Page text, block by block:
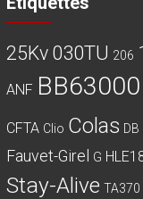
25Kv 030TU 206
ANF BB63000
CFTA Clio Colas DB
Fauvet-Girel G
Stay-Alive TA370